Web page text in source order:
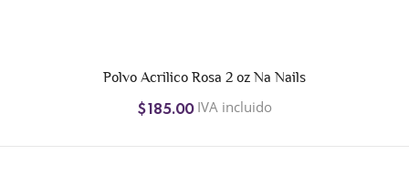
Polvo Acrilico Rosa 2 oz Na Nails
$185.00IVA incluido